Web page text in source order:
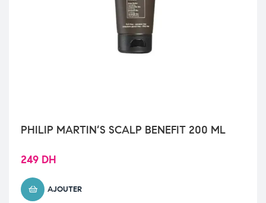
PHILIP MARTIN’S SCALP BENEFIT 200 ML
249 DH
AJOUTER